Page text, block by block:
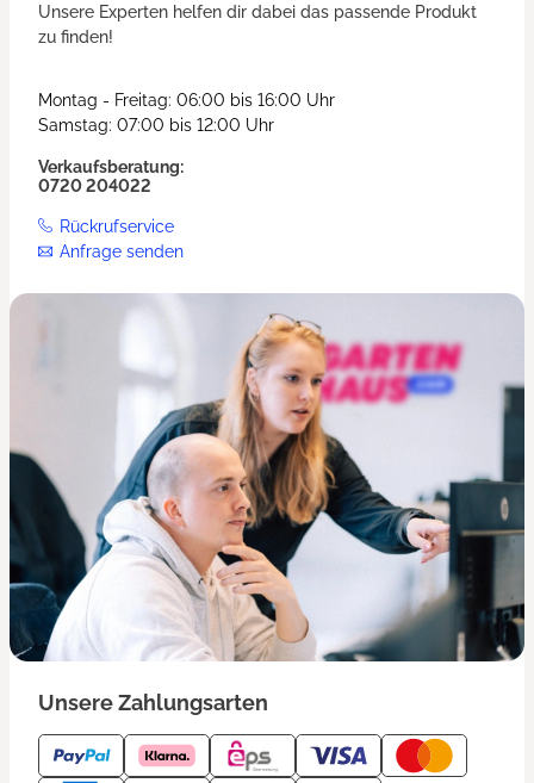
Unsere Experten helfen dir dabei das passende Produkt
zu finden!
Montag - Freitag: 06:00 bis 16:00 Uhr
Samstag: 07:00 bis 12:00 Uhr
Verkaufsberatung:
0720 204022
Rückrufservice
Anfrage senden
Unsere Zahlungsarten